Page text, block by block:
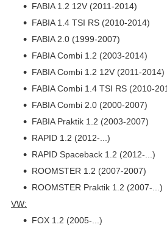
FABIA 1.2 12V (2011-2014)
FABIA 1.4 TSI RS (2010-2014)
FABIA 2.0 (1999-2007)
FABIA Combi 1.2 (2003-2014)
FABIA Combi 1.2 12V (2011-2014)
FABIA Combi 1.4 TSI RS (2010-
FABIA Combi 2.0 (2000-2007)
FABIA Praktik 1.2 (2003-2007)
RAPID 1.2 (2012-...)
RAPID Spaceback 1.2 (2012-...)
ROOMSTER 1.2 (2007-2007)
ROOMSTER Praktik 1.2 (2007-...)
VW:
FOX 1.2 (2005-...)